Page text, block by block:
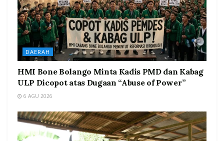
DAERAH
HMI Bone Bolango Minta Kadis PMD dan Kabag
ULP Dicopot atas Dugaan “Abuse of Power”
6 AGU 2026